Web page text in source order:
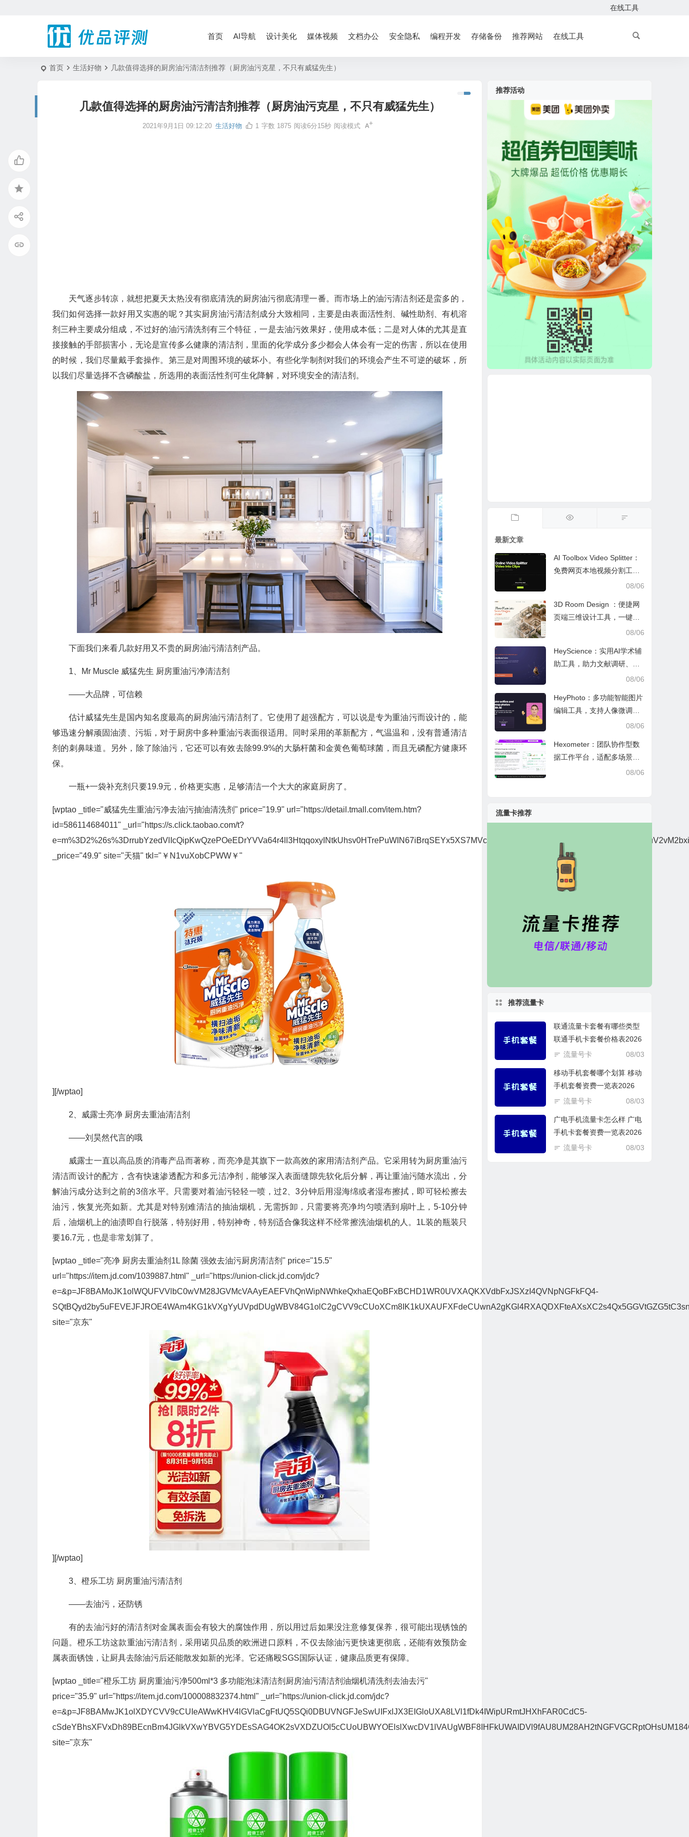
在线工具
首页 AI导航 设计美化 媒体视频 文档办公 安全隐私 编程开发 存储备份 推荐网站 在线工具
首页 生活好物 几款值得选择的厨房油污清洁剂推荐（厨房油污克星，不只有威猛先生）
几款值得选择的厨房油污清洁剂推荐（厨房油污克星，不只有威猛先生）
2021年9月1日 09:12:20 生活好物 1 字数 1875 阅读6分15秒 阅读模式
天气逐步转凉，就想把夏天太热没有彻底清洗的厨房油污彻底清理一番。而市场上的油污清洁剂还是蛮多的，
我们如何选择一款好用又实惠的呢？其实厨房油污清洁剂成分大致相同，主要是由表面活性剂、碱性助剂、有机溶
剂三种主要成分组成，不过好的油污清洗剂有三个特征，一是去油污效果好，使用成本低；二是对人体的尤其是直
接接触的手部损害小，无论是宣传多么健康的清洁剂，里面的化学成分多少都会人体会有一定的伤害，所以在使用
的时候，我们尽量戴手套操作。第三是对周围环境的破坏小。有些化学制剂对我们的环境会产生不可逆的破坏，所
以我们尽量选择不含磷酸盐，所选用的表面活性剂可生化降解，对环境安全的清洁剂。
下面我们来看几款好用又不贵的厨房油污清洁剂产品。
1、Mr Muscle 威猛先生 厨房重油污净清洁剂
——大品牌，可信赖
估计威猛先生是国内知名度最高的厨房油污清洁剂了。它使用了超强配方，可以说是专为重油污而设计的，能
够迅速分解顽固油渍、污垢，对于厨房中多种重油污表面很适用。同时采用的革新配方，气温温和，没有普通清洁
剂的刺鼻味道。另外，除了除油污，它还可以有效去除99.9%的大肠杆菌和金黄色葡萄球菌，而且无磷配方健康环
保。
一瓶+一袋补充剂只要19.9元，价格更实惠，足够清洁一个大大的家庭厨房了。
[wptao _title="威猛先生重油污净去油污抽油清洗剂" price="19.9" url="https://detail.tmall.com/item.htm?
id=586114684011" _url="https://s.click.taobao.com/t?
_price="49.9" site="天猫" tkl="￥N1vuXobCPWW￥"
][/wptao]
2、威露士亮净 厨房去重油清洁剂
——刘昊然代言的哦
威露士一直以高品质的消毒产品而著称，而亮净是其旗下一款高效的家用清洁剂产品。它采用转为厨房重油污
清洁而设计的配方，含有快速渗透配方和多元洁净剂，能够深入表面缝隙先软化后分解，再让重油污随水流出，分
解油污成分达到之前的3倍水平。只需要对着油污轻轻一喷，过2、3分钟后用湿海绵或者湿布擦拭，即可轻松擦去
油污，恢复光亮如新。尤其是对特别难清洁的抽油烟机，无需拆卸，只需要将亮净均匀喷洒到扇叶上，5-10分钟
后，油烟机上的油渍即自行脱落，特别好用，特别神奇，特别适合像我这样不经常擦洗油烟机的人。1L装的瓶装只
要16.7元，也是非常划算了。
[wptao _title="亮净 厨房去重油剂1L 除菌 强效去油污厨房清洁剂" price="15.5"
url="https://item.jd.com/1039887.html" _url="https://union-click.jd.com/jdc?
e=&p=JF8BAMoJK1olWQUFVVlbC0wVM28JGVMcVAAyEAEFVhQnWipNWhkeQxhaEQoBFxBCHD1WR0UVXAQKXVdbFxJSXzI4QVNpNGFkFQ4-
site="京东"
][/wptao]
3、橙乐工坊 厨房重油污清洁剂
——去油污，还防锈
有的去油污好的清洁剂对金属表面会有较大的腐蚀作用，所以用过后如果没注意修复保养，很可能出现锈蚀的
问题。橙乐工坊这款重油污清洁剂，采用诺贝品质的欧洲进口原料，不仅去除油污更快速更彻底，还能有效预防金
属表面锈蚀，让厨具去除油污后还能散发如新的光泽。它还痛殴SGS国际认证，健康品质更有保障。
[wptao _title="橙乐工坊 厨房重油污净500ml*3 多功能泡沫清洁剂厨房油污清洁剂油烟机清洗剂去油去污"
price="35.9" url="https://item.jd.com/100008832374.html" _url="https://union-click.jd.com/jdc?
e=&p=JF8BAMwJK1olXDYCVV9cCUIeAWwKHV4lGVlaCgFtUQ5SQi0DBUVNGFJeSwUIFxlJX3EIGloUXA8LVl1fDk4IWipURmtJHXhFAR0CdC5-
site="京东"
推荐活动
最新文章
AI Toolbox Video Splitter：
免费网页本地视频分割工
具，多模式裁切高清视频且
08/06
3D Room Design ：便捷网
页端三维设计工具，一键户
型建模、实时改色布景助力
08/06
HeyScience：实用AI学术辅
助工具，助力文献调研、论
文审阅与日常学业研究工作
08/06
HeyPhoto：多功能智能图片
编辑工具，支持人像微调、
艺术创作与日常隐私防护08/06
Hexometer：团队协作型数
据工作平台，适配多场景数
据分析、高效办公与企业安
08/06
流量卡推荐
推荐流量卡
联通流量卡套餐有哪些类型
联通手机卡套餐价格表2026
08/03
流量号卡
移动手机套餐哪个划算 移动
手机套餐资费一览表2026
08/03
流量号卡
广电手机流量卡怎么样 广电
手机卡套餐资费一览表2026
08/03
流量号卡